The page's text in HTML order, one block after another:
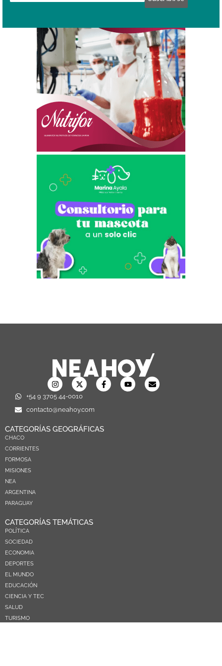
+54 9 3705 44-0010
contacto@neahoy.com
CATEGORÍAS GEOGRÁFICAS
CHACO
CORRIENTES
FORMOSA
MISIONES
NEA
ARGENTINA
PARAGUAY
CATEGORÍAS TEMÁTICAS
POLÍTICA
SOCIEDAD
ECONOMIA
DEPORTES
EL MUNDO
EDUCACIÓN
CIENCIA Y TEC
SALUD
TURISMO